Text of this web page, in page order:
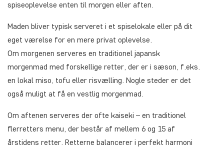
spiseoplevelse enten til morgen eller aften.
Maden bliver typisk serveret i et spiselokale eller på dit
eget værelse for en mere privat oplevelse.
Om morgenen serveres en traditionel japansk
morgenmad med forskellige retter, der er i sæson, f.eks.
en lokal miso, tofu eller risvælling. Nogle steder er det
også muligt at få en vestlig morgenmad.
Om aftenen serveres der ofte kaiseki – en traditionel
flerretters menu, der består af mellem 6 og 15 af
årstidens retter. Retterne balancerer i perfekt harmoni